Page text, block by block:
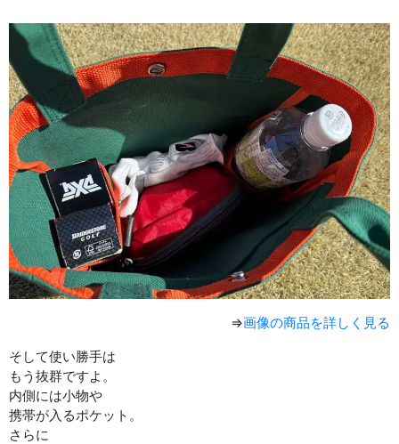
⇒画像の商品を詳しく見る
そして使い勝手は
もう抜群ですよ。
内側には小物や
携帯が入るポケット。
さらに